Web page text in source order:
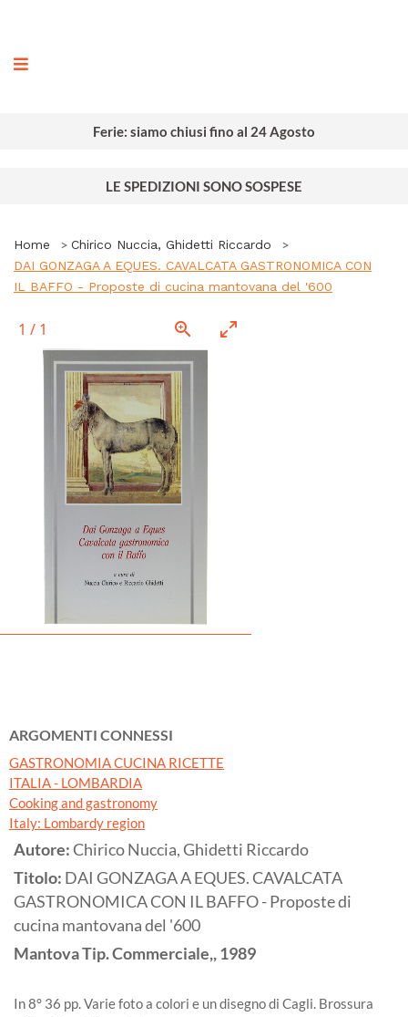
Ferie: siamo chiusi fino al 24 Agosto
LE SPEDIZIONI SONO SOSPESE
Home
Chirico Nuccia, Ghidetti Riccardo
DAI GONZAGA A EQUES. CAVALCATA GASTRONOMICA CON
IL BAFFO - Proposte di cucina mantovana del '600
1 / 1
ARGOMENTI CONNESSI
GASTRONOMIA CUCINA RICETTE
ITALIA - LOMBARDIA
Cooking and gastronomy
Italy: Lombardy region
Autore:Chirico Nuccia, Ghidetti Riccardo
Titolo: DAI GONZAGA A EQUES. CAVALCATA
GASTRONOMICA CON IL BAFFO - Proposte di
cucina mantovana del '600
MantovaTip. Commerciale,,1989
In 8° 36 pp. Varie foto a colori e un disegno di Cagli. Brossura